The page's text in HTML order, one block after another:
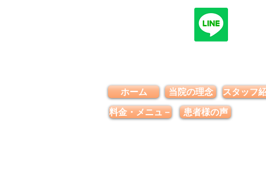
ホーム 当院の理念
スタッフ
料金・メニュ－
患者様の声